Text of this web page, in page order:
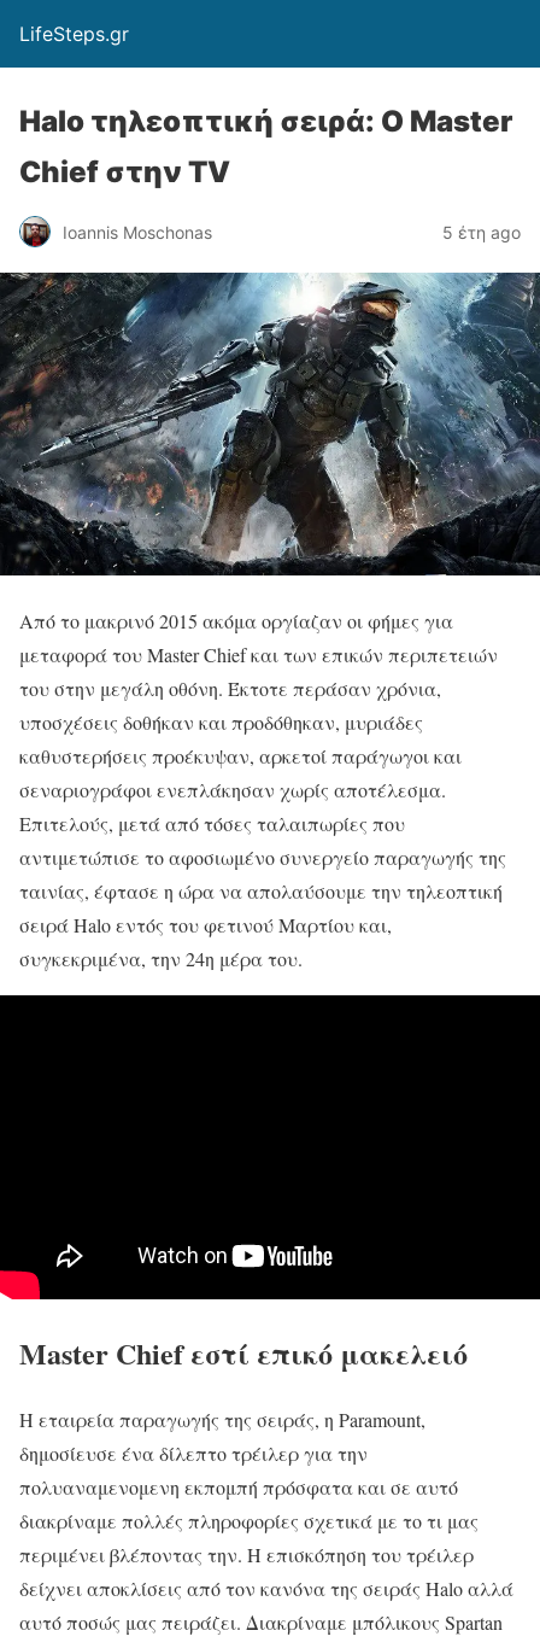
LifeSteps.gr
Halo τηλεοπτική σειρά: Ο Master
Chief στην TV
Ioannis Moschonas 5 έτη ago
Από το μακρινό 2015 ακόμα οργίαζαν οι φήμες για
μεταφορά του Master Chief και των επικών περιπετειών
του στην μεγάλη οθόνη. Έκτοτε περάσαν χρόνια,
υποσχέσεις δοθήκαν και προδόθηκαν, μυριάδες
καθυστερήσεις προέκυψαν, αρκετοί παράγωγοι και
σεναριογράφοι ενεπλάκησαν χωρίς αποτέλεσμα.
Επιτελούς, μετά από τόσες ταλαιπωρίες που
αντιμετώπισε το αφοσιωμένο συνεργείο παραγωγής της
ταινίας, έφτασε η ώρα να απολαύσουμε την τηλεοπτική
σειρά Halo εντός του φετινού Μαρτίου και,
συγκεκριμένα, την 24η μέρα του.
Master Chief εστί επικό μακελειό
Η εταιρεία παραγωγής της σειράς, η Paramount,
δημοσίευσε ένα δίλεπτο τρέιλερ για την
πολυαναμενομενη εκπομπή πρόσφατα και σε αυτό
διακρίναμε πολλές πληροφορίες σχετικά με το τι μας
περιμένει βλέποντας την. Η επισκόπηση του τρέιλερ
δείχνει αποκλίσεις από τον κανόνα της σειράς Halo αλλά
αυτό ποσώς μας πειράζει. Διακρίναμε μπόλικους Spartan